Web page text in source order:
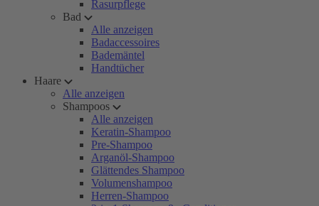
Rasurpflege
Bad
Alle anzeigen
Badaccessoires
Bademäntel
Handtücher
Haare
Alle anzeigen
Shampoos
Alle anzeigen
Keratin-Shampoo
Pre-Shampoo
Arganöl-Shampoo
Glättendes Shampoo
Volumenshampoo
Herren-Shampoo